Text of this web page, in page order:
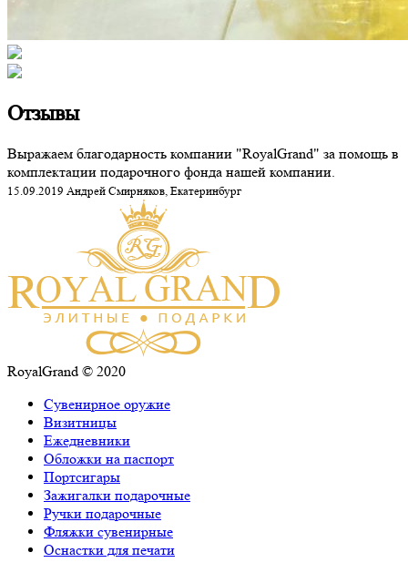
Отзывы
Выражаем благодарность компании "RoyalGrand" за помощь в
комплектации подарочного фонда нашей компании.
15.09.2019 Андрей Смирняков, Екатеринбург
RoyalGrand © 2020
Сувенирное оружие
Визитницы
Ежедневники
Обложки на паспорт
Портсигары
Зажигалки подарочные
Ручки подарочные
Фляжки сувенирные
Оснастки для печати